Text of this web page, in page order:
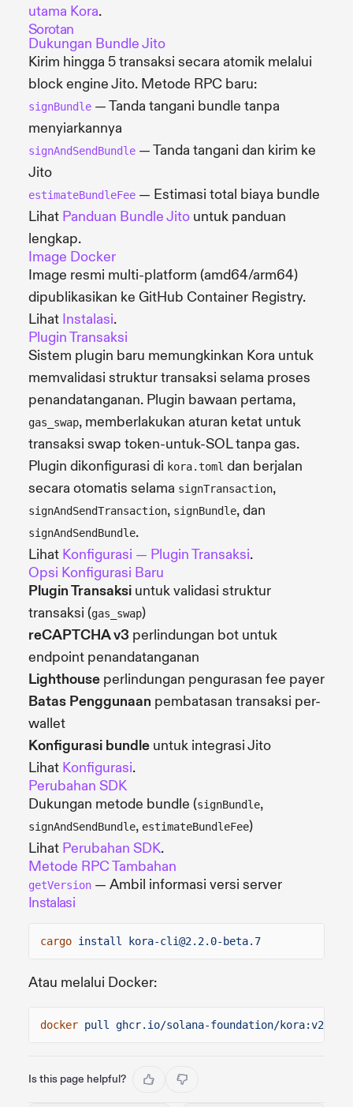
utama Kora.
Sorotan
Dukungan Bundle Jito
Kirim hingga 5 transaksi secara atomik melalui
block engine Jito. Metode RPC baru:
signBundle — Tanda tangani bundle tanpa
menyiarkannya
signAndSendBundle — Tanda tangani dan kirim ke
Jito
estimateBundleFee — Estimasi total biaya bundle
Lihat Panduan Bundle Jito untuk panduan
lengkap.
Image Docker
Image resmi multi-platform (amd64/arm64)
dipublikasikan ke GitHub Container Registry.
Lihat Instalasi.
Plugin Transaksi
Sistem plugin baru memungkinkan Kora untuk
memvalidasi struktur transaksi selama proses
penandatanganan. Plugin bawaan pertama,
gas_swap, memberlakukan aturan ketat untuk
transaksi swap token-untuk-SOL tanpa gas.
Plugin dikonfigurasi di kora.toml dan berjalan
secara otomatis selama signTransaction,
signAndSendTransaction, signBundle, dan
signAndSendBundle.
Lihat Konfigurasi — Plugin Transaksi.
Opsi Konfigurasi Baru
Plugin Transaksi untuk validasi struktur
transaksi (gas_swap)
reCAPTCHA v3 perlindungan bot untuk
endpoint penandatanganan
Lighthouse perlindungan pengurasan fee payer
Batas Penggunaan pembatasan transaksi per-
wallet
Konfigurasi bundle untuk integrasi Jito
Lihat Konfigurasi.
Perubahan SDK
Dukungan metode bundle (signBundle,
signAndSendBundle, estimateBundleFee)
Lihat Perubahan SDK.
Metode RPC Tambahan
getVersion — Ambil informasi versi server
Instalasi
cargo install kora-cli@2.2.0-beta.7
Atau melalui Docker:
docker pull ghcr.io/solana-foundation/
Is this page helpful?